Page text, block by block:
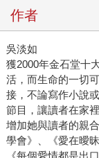
作者
吳淡如
獲2000年金石堂十
活，而生命的一切
接，不論寫作小說
節目，讓讀者在家
增加她與讀者的親
學會》、《愛在曖
《每個愛情都是出